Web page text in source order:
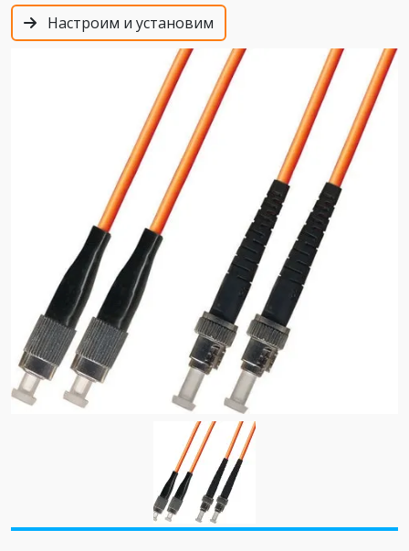
Настроим и установим